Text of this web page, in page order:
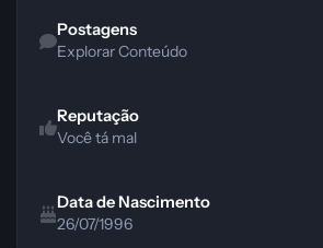
Postagens
Explorar Conteúdo
Reputação
Você tá mal
Data de Nascimento
26/07/1996